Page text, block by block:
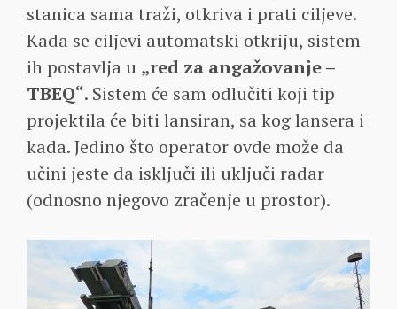
stanica sama traži, otkriva i prati ciljeve.
Kada se ciljevi automatski otkriju, sistem
ih postavlja u „red za angažovanje –
TBEQ“. Sistem će sam odlučiti koji tip
projektila će biti lansiran, sa kog lansera i
kada. Jedino što operator ovde može da
učini jeste da isključi ili uključi radar
(odnosno njegovo zračenje u prostor).